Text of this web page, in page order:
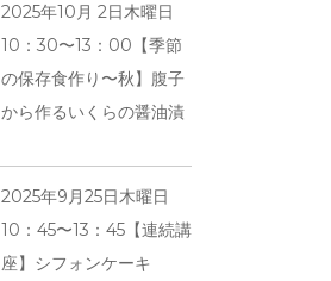
2025年10月 2日木曜日
10：30〜13：00【季節
の保存食作り〜秋】腹子
から作るいくらの醤油漬
2025年9月25日木曜日
10：45〜13：45【連続講
座】シフォンケーキ